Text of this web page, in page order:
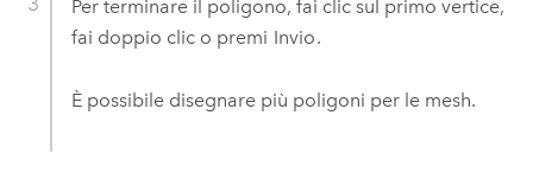
Per terminare il poligono, fai clic sul primo vertice,
fai doppio clic o premi Invio.
È possibile disegnare più poligoni per le mesh.